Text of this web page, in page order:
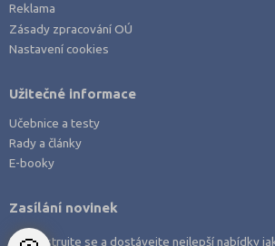
Reklama
Zásady zpracování OÚ
Nastavení cookies
Užitečné informace
Učebnice a testy
Rady a články
E-booky
Zasílání novinek
Zaregistrujte se a dostávejte nejlepší nabídky